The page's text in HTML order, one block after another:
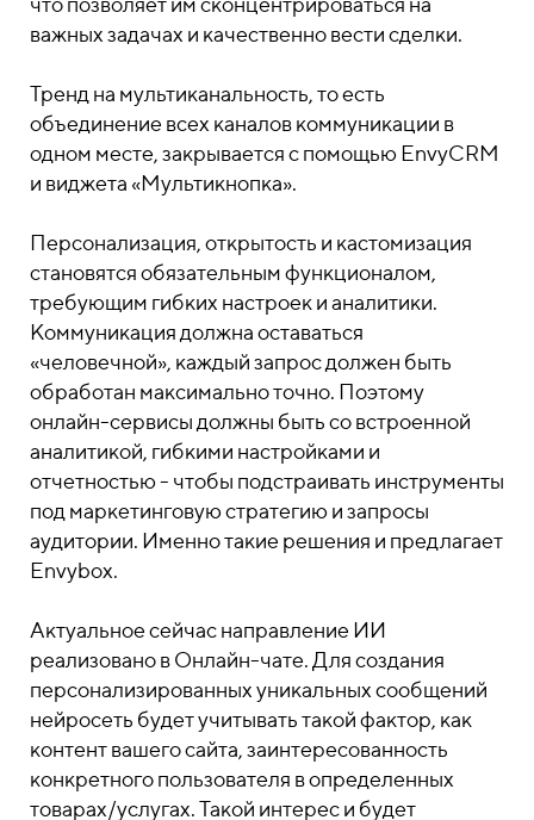
важных задачах и качественно вести сделки.
Тренд на мультиканальность, то есть
объединение всех каналов коммуникации в
одном месте, закрывается с помощью EnvyCRM
и виджета «Мультикнопка».
Персонализация, открытость и кастомизация
становятся обязательным функционалом,
требующим гибких настроек и аналитики.
Коммуникация должна оставаться
«человечной», каждый запрос должен быть
обработан максимально точно. Поэтому
онлайн-сервисы должны быть со встроенной
аналитикой, гибкими настройками и
отчетностью - чтобы подстраивать инструменты
под маркетинговую стратегию и запросы
аудитории. Именно такие решения и предлагает
Envybox.
Актуальное сейчас направление ИИ
реализовано в Онлайн-чате. Для создания
персонализированных уникальных сообщений
нейросеть будет учитывать такой фактор, как
контент вашего сайта, заинтересованность
конкретного пользователя в определенных
товарах/услугах. Такой интерес и будет